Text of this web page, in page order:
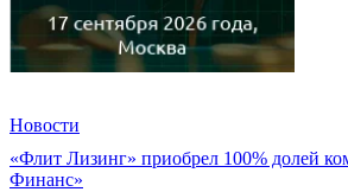
Новости
«Флит Лизинг» приобрел 100% долей
Финанс»